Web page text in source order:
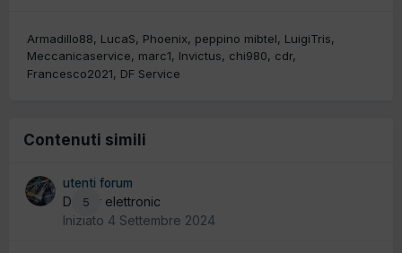
Armadillo88 LucaS Phoenix peppino mibtel
LuigiTris
Meccanicaservice
marc1 Invictus chi980
cdr
Francesco2021
DF Service
Contenuti simili
5
utenti forum
Da car elettronic
Iniziato 4 Settembre 2024